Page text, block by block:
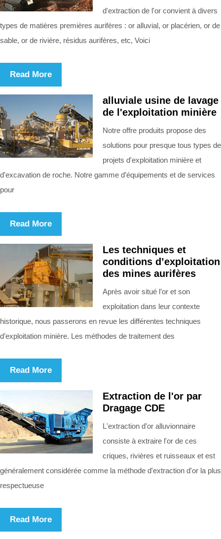
d'extraction de l'or convient à divers
types de matières premières aurifères : or alluvial, or placérien, or de
sable, or de rivière, résidus aurifères, etc, Voici
Read More
alluviale usine de lavage
de l'exploitation minière
Notre offre produits propose des
solutions pour presque tous types de
projets d'exploitation minière et
d'excavation de roche. Notre gamme d’équipements et de services
pour
Read More
Les techniques et
conditions d’exploitation
des mines aurifères
Après avoir situé l’or et son
exploitation dans leur contexte
historique, nous passerons en revue les différentes techniques
d’exploitation minière. Les méthodes de traitement des
Read More
Extraction de l'or par
Dragage CDE
L'extraction d'or alluvionnaire
consiste à extraire l'or de ces
criques, rivières et ruisseaux et est
généralement considérée comme la méthode d'extraction d'or la plus
respectueuse
Read More